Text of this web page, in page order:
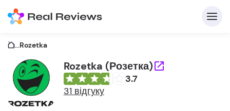
...Rozetka
Rozetka (Розетка)
3.7
31 відгуку